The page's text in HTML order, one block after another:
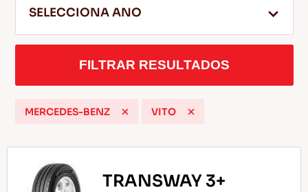
Consejos Para conducir En La Nieve
SELECCIONA ANO
FILTRAR RESULTADOS
MERCEDES-BENZ VITO
TRANSWAY 3+